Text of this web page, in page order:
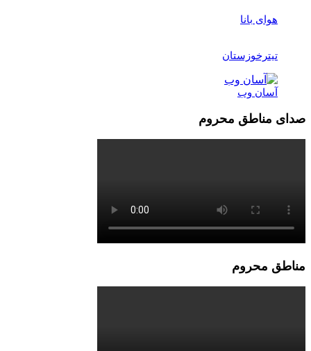
هوای بانا
تیترخوزستان
آسان وب
صدای مناطق محروم
مناطق محروم